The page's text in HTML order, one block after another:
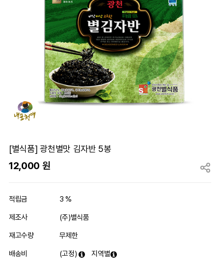
[별식품] 광천별맛 김자반 5봉
12,000 원
적립금 3 %
제조사 (주)별식품
재고수량 무제한
배송비 (고정) 지역별